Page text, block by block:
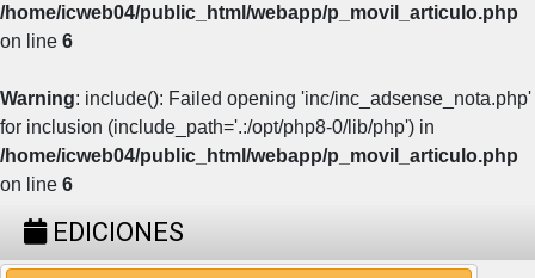
/home/icweb04/public_html/webapp/p_movil_articulo.php
on line 6
Warning: include(): Failed opening 'inc/inc_adsense_nota.php'
for inclusion (include_path='.:/opt/php8-0/lib/php') in
/home/icweb04/public_html/webapp/p_movil_articulo.php
on line 6
EDICIONES